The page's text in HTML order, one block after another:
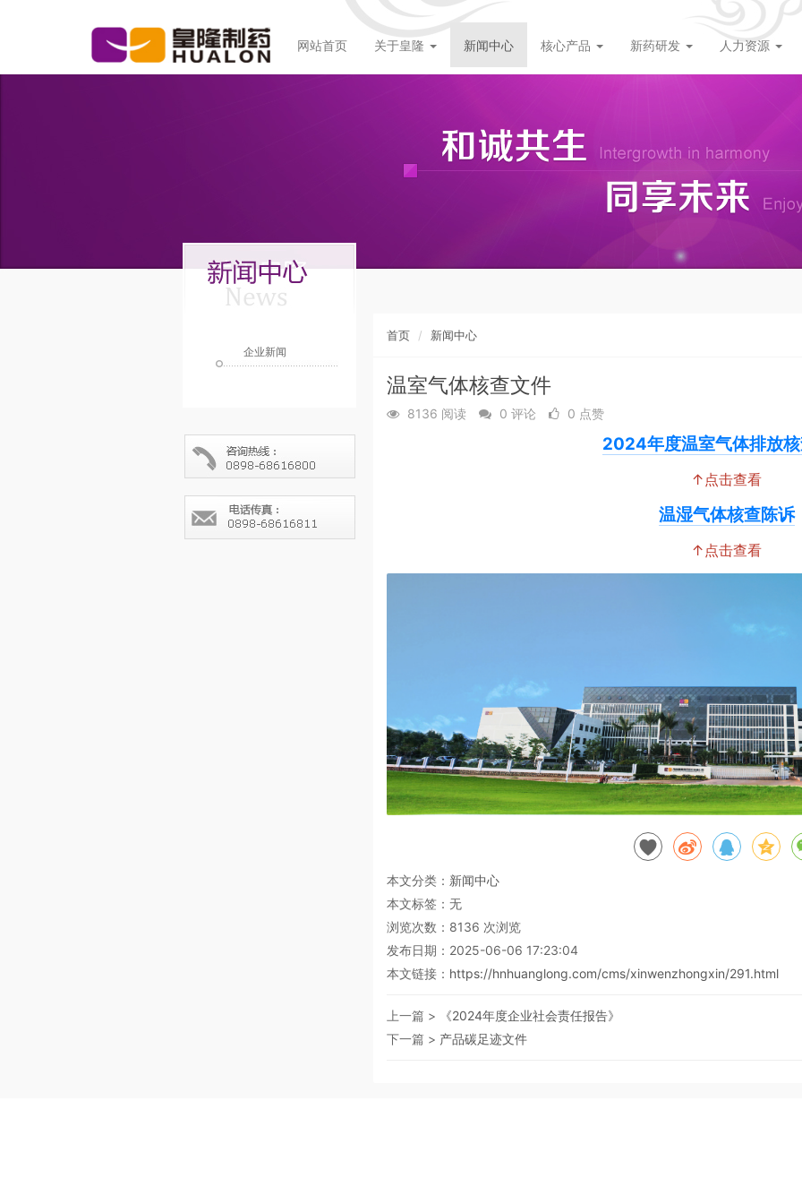
网站首页 关于皇隆 新闻中心 核心产品 新药研发 人力资源
企业新闻
首页 新闻中心
温室气体核查文件
8136 阅读 0 评论 0 点赞
2024年度温室气体排放
↑点击查看
温湿气体核查陈诉
↑点击查看
本文分类： 新闻中心
本文标签：无
浏览次数： 8136 次浏览
发布日期：2025-06-06 17:23:04
本文链接： https://hnhuanglong.com/cms/xinwenzhongxin/291.html
上一篇 >
《2024年度企业社会责任报告》
下一篇 > 产品碳足迹文件